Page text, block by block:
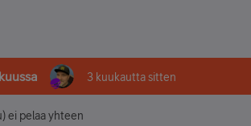
3 kuukautta sitten
ei pelaa yhteen